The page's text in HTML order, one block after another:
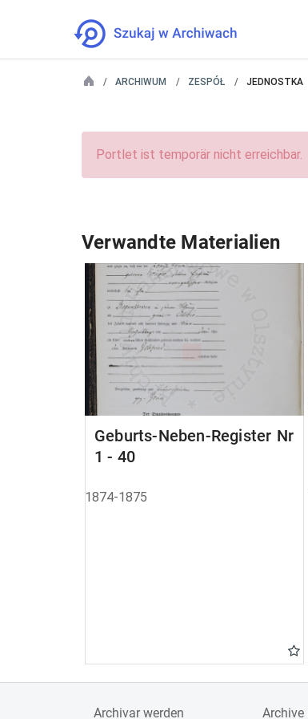
ARCHIWUM ZESPÓŁ JEDNOSTKA
Portlet ist temporär nicht erreichbar.
Verwandte Materialien
Geburts-Neben-Register Nr
1 - 40
1874-1875
Archivar werden Archive